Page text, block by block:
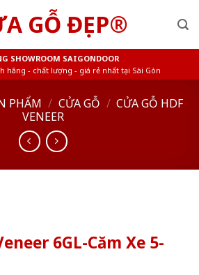
SHOWROOM SAIGONDOOR
hãng - chất lượng - giá rẻ nhất tại Sài Gòn
PHẨM / CỬA GỖ / CỬA GỖ HDF
VENEER
6GL-Căm Xe 5-